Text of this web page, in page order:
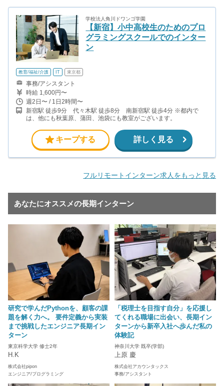
学校法人角川ドワンゴ学園
【新宿】小中高校生のためのプロ
グラミングスクールでのインター
ン
教育/福祉/介護 IT 東京都
事務/アシスタント
時給 1,600円〜
週2日〜 / 1日2時間〜
新宿駅 徒歩9分 代々木駅 徒歩8分 南新宿駅 徒歩4分 ※都内で
は、他にも秋葉原、蒲田、池袋にも教室がございます。
キープする 詳しく見る
フルリモートインターン求人をもっと見る
あなたにオススメの長期インターン
研究で学んだPythonを、顧客の課
題を解く力へ。 要件定義から実装
まで挑戦したエンジニア長期イン
ターン
東京科学大学 修士2年
H.K
株式会社pipon
エンジニア/プログラミング
「税理士を目指す自分」を応援し
てくれる職場に出会い、長期イン
ターンから新卒入社へ歩んだ私の
体験記
神奈川大学 既卒(学部)
上原 慶
株式会社アカウンタックス
事務/アシスタント